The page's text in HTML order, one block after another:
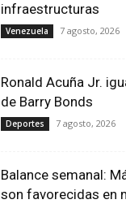
infraestructuras
Venezuela 7 agosto, 2026
Ronald Acuña Jr.
de Barry Bonds
Deportes 7 agosto, 2026
Balance semanal:
son favorecidas en